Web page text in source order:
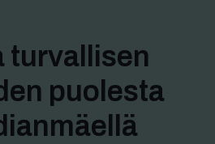
turvallisen
puolesta